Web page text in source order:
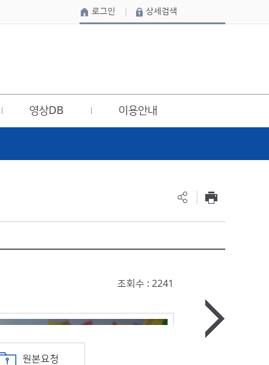
로그인 상세검색
영상DB 이용안내
조회수 : 2241
원본요청